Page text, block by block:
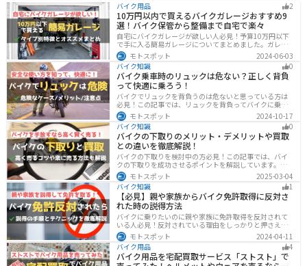
バイク用品 2
10万円以内で買えるバイクガレージおすすめ9
選！バイク保管から整備まで自宅で楽々
自宅にバイクガレージが欲しい人必見！予算10万円以下
で手に入る簡易ガレージについてまとめました。ガレー
ジの種類やメリットデメリットからオススメ商品まで徹
底解説しますので、自宅にセキュリティの高いバイク保
管庫や整備場所が欲しい方は参考にしてください。
モトスポット
2024-06-03
バイク知識
0
バイク乗車時のリュックは危ない？正しく背負
って快適に乗ろう！
バイクでリュックを背負うのは危ないと思っている方は
必見！この記事では、リュックを背負ってバイクに乗る
リスクと、安全な方法を紹介しています。実は、荷物の
量や配置を工夫することで、安全にリュックを使用する
ことが可能です。この記事を読めば、バイク乗車時にリ
ュックを安全に使う方法がわかります。
モトスポット
2024-10-17
バイク知識
0
バイクの下取りのメリット・デメリットや買取
との違いを徹底解説！
バイクの下取りを検討中の方必見！この記事では、バイ
クの下取りを成功させるポイントを解説しています。実
は、下取りは現金化の手間を省き、乗り換え当日までバ
イクに乗れる一方で、査定額が低くなる場合も多いため
注意が必要です。この記事を読めば、よい条件で下取り
を進めるコツがわかります。
モトスポット
2025-03-04
バイク知識
1
【必見】親や家族からバイク免許取得に反対さ
れた時の説得方法
バイクに乗りたいのに親や家族に免許取得を反対されて
いる人必見！反対されている理由をしっかりと押さえて
おけば相手に理解してもらえます。無闇に説得するので
はなく、誠意を持って対応することが大切です。この記
事では理由や説得の手順、テクニックをまとめました。
モトスポット
2024-04-11
バイク用品
4
バイク用品を宅配買取サービス「ストスト」で